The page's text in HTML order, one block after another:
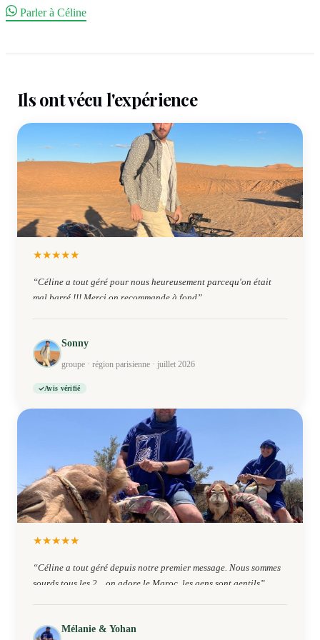
Parler à Céline
Ils ont vécu l'expérience
★★★★★
“Céline a tout géré pour nous heureusement parcequ'on était
mal barré !!! Merci on recommande à fond”
Sonny
groupe · région parisienne · juillet 2026
Avis vérifié
★★★★★
“Céline a tout géré depuis notre premier message. Nous sommes
sourds tous les 2 .. on adore le Maroc ,les gens sont gentils”
Mélanie & Yohan